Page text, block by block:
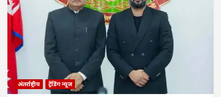
अंतर्राष्ट्रीय ट्रेंडिंग न्यूज